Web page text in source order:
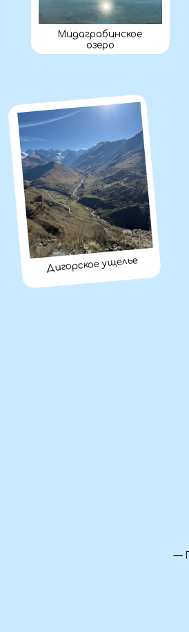
Дигорское ущелье
—